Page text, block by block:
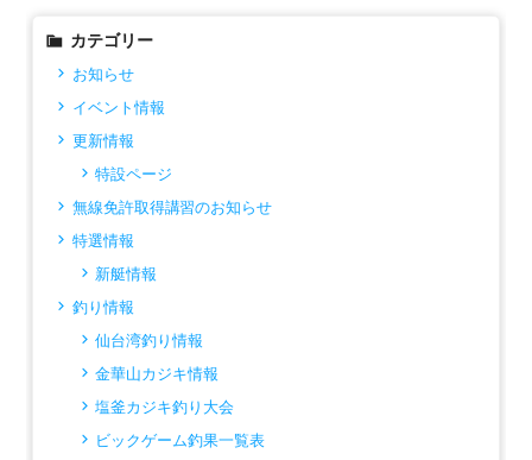
カテゴリー
お知らせ
イベント情報
更新情報
特設ページ
無線免許取得講習のお知らせ
特選情報
新艇情報
釣り情報
仙台湾釣り情報
金華山カジキ情報
塩釜カジキ釣り大会
ビックゲーム釣果一覧表